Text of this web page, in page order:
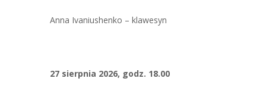
Anna Ivaniushenko – klawesyn
27 sierpnia 2026, godz. 18.00